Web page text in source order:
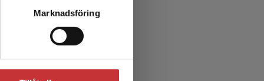
Marknadsföring